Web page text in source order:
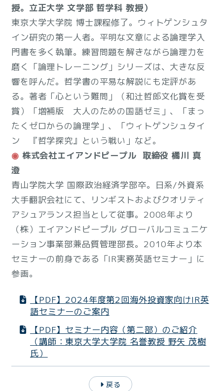
授。立正大学 文学部 哲学科 教授）
東京大学大学院 博士課程修了。ウィトゲンシュタ
イン研究の第一人者。平明な文章による論理学入
門書を多く執筆。練習問題を解きながら論理力を
磨く「論理トレーニング」シリーズは、大きな反
響を呼んだ。哲学書の平易な解説にも定評があ
る。著者「心という難問」（和辻哲郎文化賞を受
賞）「増補版 大人のための国語ゼミ」、「まっ
たくゼロからの論理学」、「ウィトゲンシュタイ
ン 『哲学探究』という戦い」など。
◉ 株式会社エイアンドピープル 取締役 橘川 真
澄
青山学院大学 国際政治経済学部卒。日系/外資系
大手翻訳会社にて、リンギストおよびクオリティ
アシュアランス担当として従事。2008年より
（株）エイアンドピープル グローバルコミュニケ
ーション事業部兼品質管理部長。2010年より本
セミナーの前身である「IR実務英語セミナー」に
参画。
【PDF】2024年度第2回海外投資家向けIR英
語セミナーのご案内
【PDF】セミナー内容（第二部）のご紹介
（講師：東京大学大学院 名誉教授 野矢 茂樹
氏）
戻る